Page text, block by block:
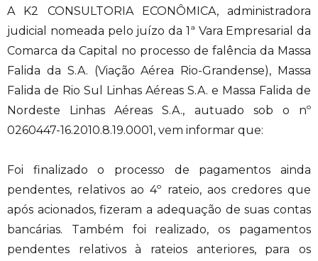
A K2 CONSULTORIA ECONÔMICA, administradora
judicial nomeada pelo juízo da 1ª Vara Empresarial da
Comarca da Capital no processo de falência da Massa
Falida da S.A. (Viação Aérea Rio-Grandense), Massa
Falida de Rio Sul Linhas Aéreas S.A. e Massa Falida de
Nordeste Linhas Aéreas S.A., autuado sob o nº
0260447-16.2010.8.19.0001, vem informar que:
Foi finalizado o processo de pagamentos ainda
pendentes, relativos ao 4º rateio, aos credores que
após acionados, fizeram a adequação de suas contas
bancárias. Também foi realizado, os pagamentos
pendentes relativos à rateios anteriores, para os